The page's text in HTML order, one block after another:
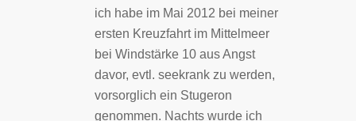
ich habe im Mai 2012 bei meiner
ersten Kreuzfahrt im Mittelmeer
bei Windstärke 10 aus Angst
davor, evtl. seekrank zu werden,
vorsorglich ein Stugeron
genommen. Nachts wurde ich